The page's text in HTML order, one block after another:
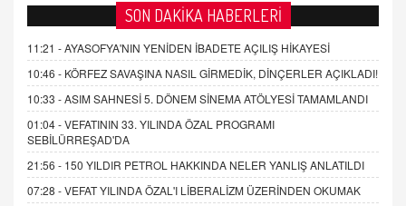
SON DAKİKA HABERLERİ
11:21 -AYASOFYA'NIN YENİDEN İBADETE AÇILIŞ HİKAYESİ
10:46 - KÖRFEZ SAVAŞINA NASIL GİRMEDİK, DİNÇERLER AÇIKLADI!
10:33 -ASIM SAHNESİ 5. DÖNEM SİNEMA ATÖLYESİ TAMAMLANDI
01:04 -VEFATININ 33. YILINDA ÖZAL PROGRAMI
SEBİLÜRREŞAD'DA
21:56 - 150 YILDIR PETROL HAKKINDA NELER YANLIŞ ANLATILDI
07:28 -VEFAT YILINDA ÖZAL'I LİBERALİZM ÜZERİNDEN OKUMAK